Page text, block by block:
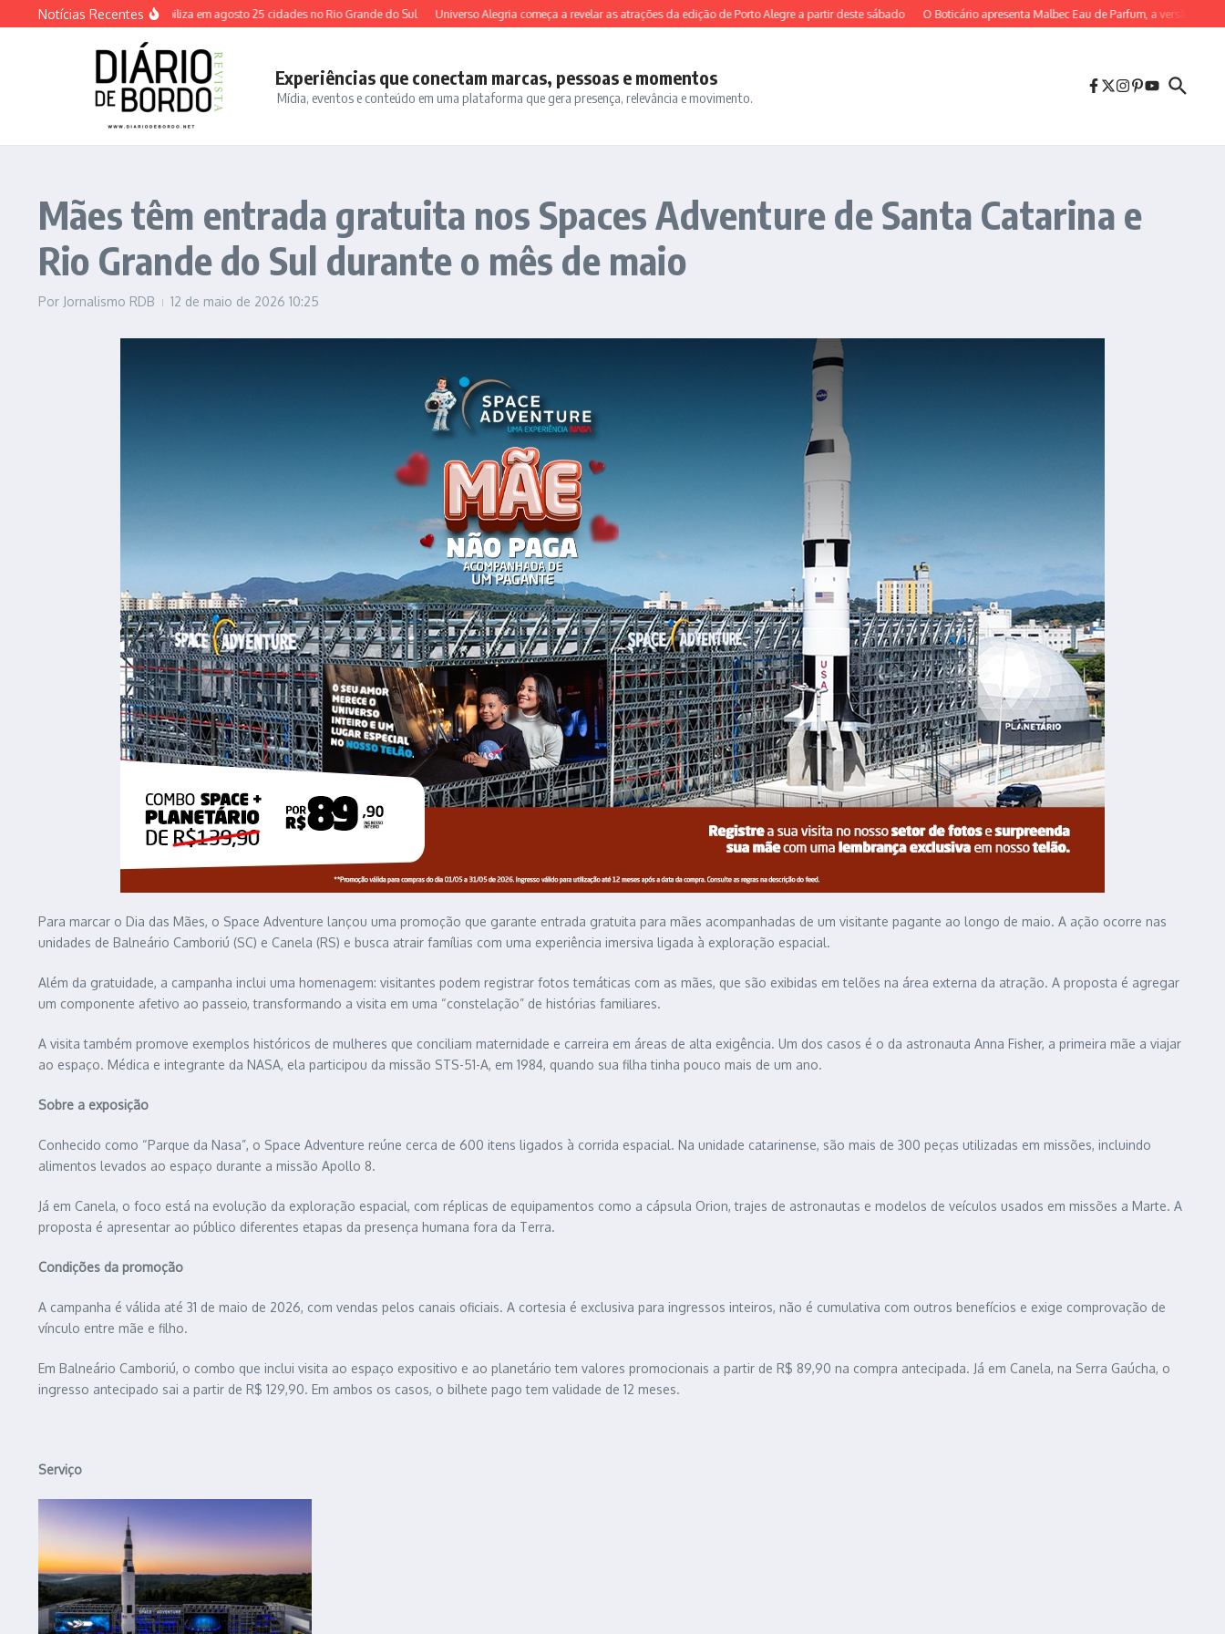
Ir para o conteúdo
Notícias Recentes
Sábado Solidário mobiliza em agosto 25 cidades no Rio Grande do Sul Universo Alegria começa a revelar as atrações da edição de Porto Alegre a partir deste sábado O Boticário apresenta Malbec Eau de Parfum, a versão mais
Experiências que conectam marcas, pessoas e momentos
Mídia, eventos e conteúdo em uma plataforma que gera presença, relevância e movimento.
Mães têm entrada gratuita nos Spaces Adventure de Santa Catarina e
Rio Grande do Sul durante o mês de maio
Por Jornalismo RDB 12 de maio de 2026 10:25
Para marcar o Dia das Mães, o Space Adventure lançou uma promoção que garante entrada gratuita para mães acompanhadas de um visitante pagante ao longo de maio. A ação ocorre nas
unidades de Balneário Camboriú (SC) e Canela (RS) e busca atrair famílias com uma experiência imersiva ligada à exploração espacial.
Além da gratuidade, a campanha inclui uma homenagem: visitantes podem registrar fotos temáticas com as mães, que são exibidas em telões na área externa da atração. A proposta é agregar
um componente afetivo ao passeio, transformando a visita em uma “constelação” de histórias familiares.
A visita também promove exemplos históricos de mulheres que conciliam maternidade e carreira em áreas de alta exigência. Um dos casos é o da astronauta Anna Fisher, a primeira mãe a viajar
ao espaço. Médica e integrante da NASA, ela participou da missão STS-51-A, em 1984, quando sua filha tinha pouco mais de um ano.
Sobre a exposição
Conhecido como “Parque da Nasa”, o Space Adventure reúne cerca de 600 itens ligados à corrida espacial. Na unidade catarinense, são mais de 300 peças utilizadas em missões, incluindo
alimentos levados ao espaço durante a missão Apollo 8.
Já em Canela, o foco está na evolução da exploração espacial, com réplicas de equipamentos como a cápsula Orion, trajes de astronautas e modelos de veículos usados em missões a Marte. A
proposta é apresentar ao público diferentes etapas da presença humana fora da Terra.
Condições da promoção
A campanha é válida até 31 de maio de 2026, com vendas pelos canais oficiais. A cortesia é exclusiva para ingressos inteiros, não é cumulativa com outros benefícios e exige comprovação de
vínculo entre mãe e filho.
Em Balneário Camboriú, o combo que inclui visita ao espaço expositivo e ao planetário tem valores promocionais a partir de R$ 89,90 na compra antecipada. Já em Canela, na Serra Gaúcha, o
ingresso antecipado sai a partir de R$ 129,90. Em ambos os casos, o bilhete pago tem validade de 12 meses.
Serviço